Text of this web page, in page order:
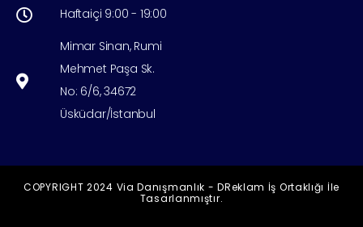
Haftaiçi 9:00 - 19:00
Mimar Sinan, Rumi
Mehmet Paşa Sk.
No: 6/6, 34672
Üsküdar/İstanbul
COPYRIGHT 2024 Via Danışmanlık - DReklam İş Ortaklığı İle
Tasarlanmıştır.